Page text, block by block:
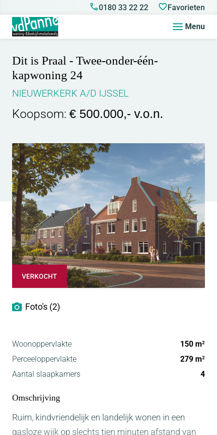
0180 33 22 22 Favorieten
Menu
Dit is Praal - Twee-onder-één-
kapwoning 24
NIEUWERKERK A/D IJSSEL
Koopsom: € 500.000,- v.o.n.
VERKOCHT
Foto's (2)
Woonoppervlakte 150 m2
Perceeloppervlakte 279 m2
Aantal slaapkamers 4
Omschrijving
Ruim, kindvriendelijk en landelijk wonen in een
gasloze wijk op slechts tien minuten afstand van